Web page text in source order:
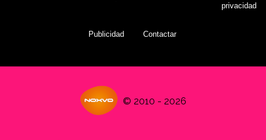
privacidad
Publicidad Contactar
© 2010 - 2026